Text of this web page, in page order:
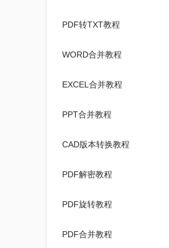
PDF转TXT教程
WORD合并教程
EXCEL合并教程
PPT合并教程
CAD版本转换教程
PDF解密教程
PDF旋转教程
PDF合并教程